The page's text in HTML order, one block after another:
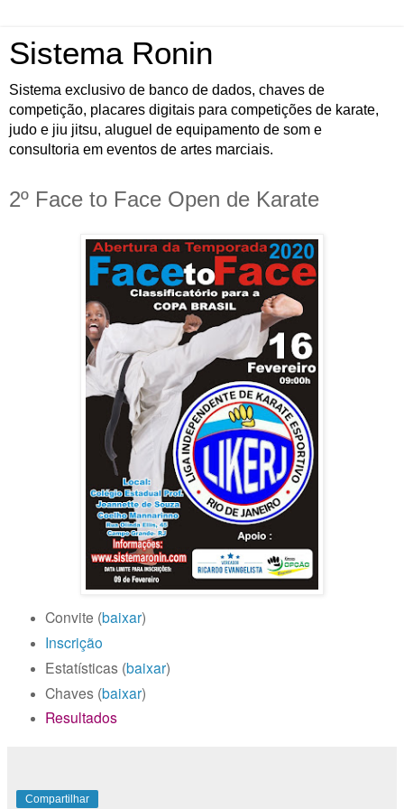
Sistema Ronin
Sistema exclusivo de banco de dados, chaves de
competição, placares digitais para competições de karate,
judo e jiu jitsu, aluguel de equipamento de som e
consultoria em eventos de artes marciais.
2º Face to Face Open de Karate
Convite (baixar)
Inscrição
Estatísticas (baixar)
Chaves (baixar)
Resultados
Compartilhar